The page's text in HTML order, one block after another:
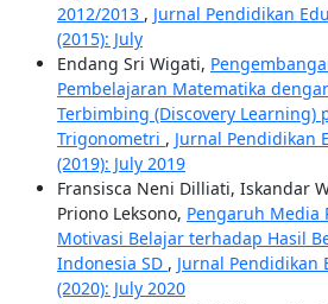
2012/2013 , Jurnal Pendidikan
(2015): July
Endang Sri Wigati,
Pembelajaran Matematika
Terbimbing (Discovery Learning)
Trigonometri , Jurnal Pendidikan
(2019): July 2019
Fransisca Neni Dilliati, Iskandar
Priono Leksono, Pengaruh Media
Motivasi Belajar terhadap Hasil
Indonesia SD , Jurnal Pendidikan
(2020): July 2020